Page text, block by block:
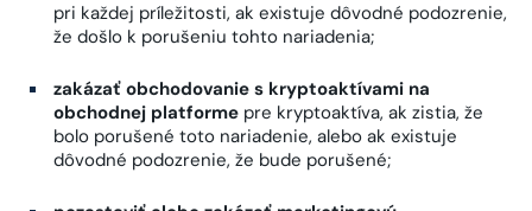
pri každej príležitosti, ak existuje dôvodné podozrenie,
že došlo k porušeniu tohto nariadenia;
zakázať obchodovanie s kryptoaktívami na
obchodnej platforme pre kryptoaktíva, ak zistia, že
bolo porušené toto nariadenie, alebo ak existuje
dôvodné podozrenie, že bude porušené;